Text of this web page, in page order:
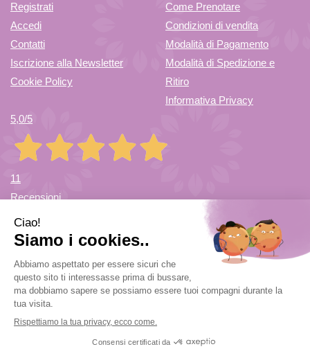
Registrati
Accedi
Contatti
Iscrizione alla Newsletter
Cookie Policy
Come Prenotare
Condizioni di vendita
Modalità di Pagamento
Modalità di Spedizione e
Ritiro
Informativa Privacy
5,0/5
11
Recensioni
Farmacia di Cuvio Sas- via Vittorio Veneto 12/a 21030 Cuvio
(VA)
info@farmaciadicuvio.it (per info ordini) -
farmaciadicuvio@gmail.com (per info farmacia)
0332.624208| P.Iva: 03656220120 | Numero R.E.A.: VA369153